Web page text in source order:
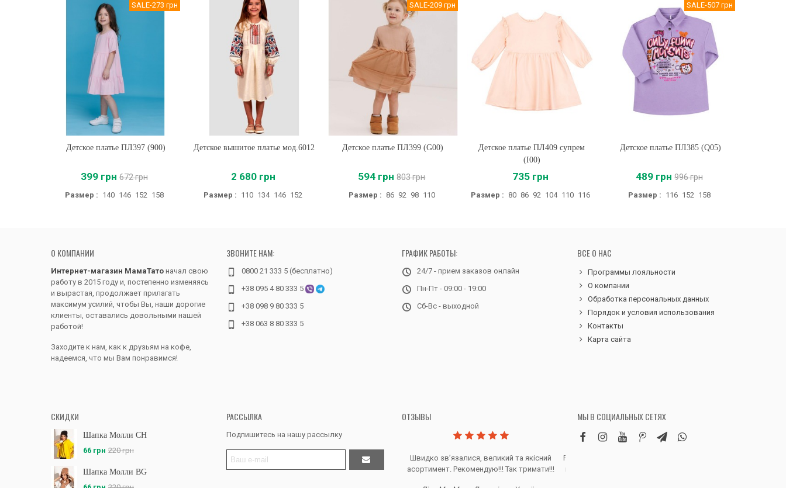
SALE-273 грн
Купить
Детское платье ПЛ397 (900)
399 грн 672 грн
Размер : 140 146 152 158
Купить
Детское вышитое платье мод.6012
2 680 грн
Размер : 110 134 146 152
SALE-209 грн
Купить
Детское платье ПЛ399 (G00)
594 грн 803 грн
Размер : 86 92 98 110
Купить
Детское платье ПЛ409 супрем
(I00)
735 грн
Размер : 80 86 92 104 110 116
SALE-507 грн
Купить
Детское платье ПЛ385 (Q05)
489 грн 996 грн
Размер : 116 152 158
О КОМПАНИИ
Интернет-магазин МамаТато начал свою
работу в 2015 году и, постепенно изменяясь
и вырастая, продолжает прилагать
максимум усилий, чтобы Вы, наши дорогие
клиенты, оставались довольными нашей
работой!
Заходите к нам, как к друзьям на кофе,
надеемся, что мы Вам понравимся!
ЗВОНИТЕ НАМ:
0800 21 333 5 (бесплатно)
+38 095 4 80 333 5
+38 098 9 80 333 5
+38 063 8 80 333 5
ГРАФИК РАБОТЫ:
24/7 - прием заказов онлайн
Пн-Пт - 09:00 - 19:00
Сб-Вс - выходной
ВСЕ О НАС
Программы лояльности
О компании
Обработка персональных данных
Порядок и условия использования
Контакты
Карта сайта
СКИДКИ
Шапка Молли CH
66 грн 220 грн
Шапка Молли BG
РАССЫЛКА
Подпишитесь на нашу рассылку
ОТЗЫВЫ
Дякую за все, продавець супер.
Швидко звʼязалися, великий та якісний
асортимент. Рекомендую!!! Так тримати!!!
Робила замовлення дитячих вельветових
штанів. Дуже вдячна магазину, доставка
МЫ В СОЦИАЛЬНЫХ СЕТЯХ